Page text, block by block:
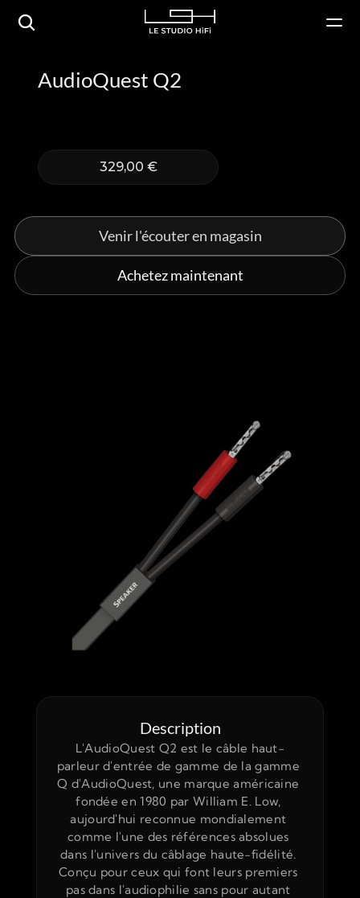
AudioQuest Q2
329,00 €
Achetez maintenant
Venir l'écouter en magasin
Description
L'AudioQuest Q2 est le câble haut-
parleur d'entrée de gamme de la gamme
Q d'AudioQuest, une marque américaine
fondée en 1980 par William E. Low,
aujourd'hui reconnue mondialement
comme l'une des références absolues
dans l'univers du câblage haute-fidélité.
Conçu pour ceux qui font leurs premiers
pas dans l'audiophilie sans pour autant